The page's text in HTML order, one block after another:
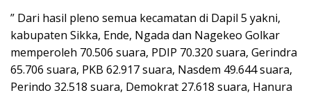
” Dari hasil pleno semua kecamatan di Dapil 5 yakni,
kabupaten Sikka, Ende, Ngada dan Nagekeo Golkar
memperoleh 70.506 suara, PDIP 70.320 suara, Gerindra
65.706 suara, PKB 62.917 suara, Nasdem 49.644 suara,
Perindo 32.518 suara, Demokrat 27.618 suara, Hanura